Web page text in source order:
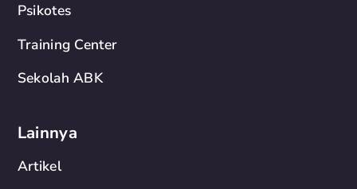
Psikotes
Training Center
Sekolah ABK
Lainnya
Artikel